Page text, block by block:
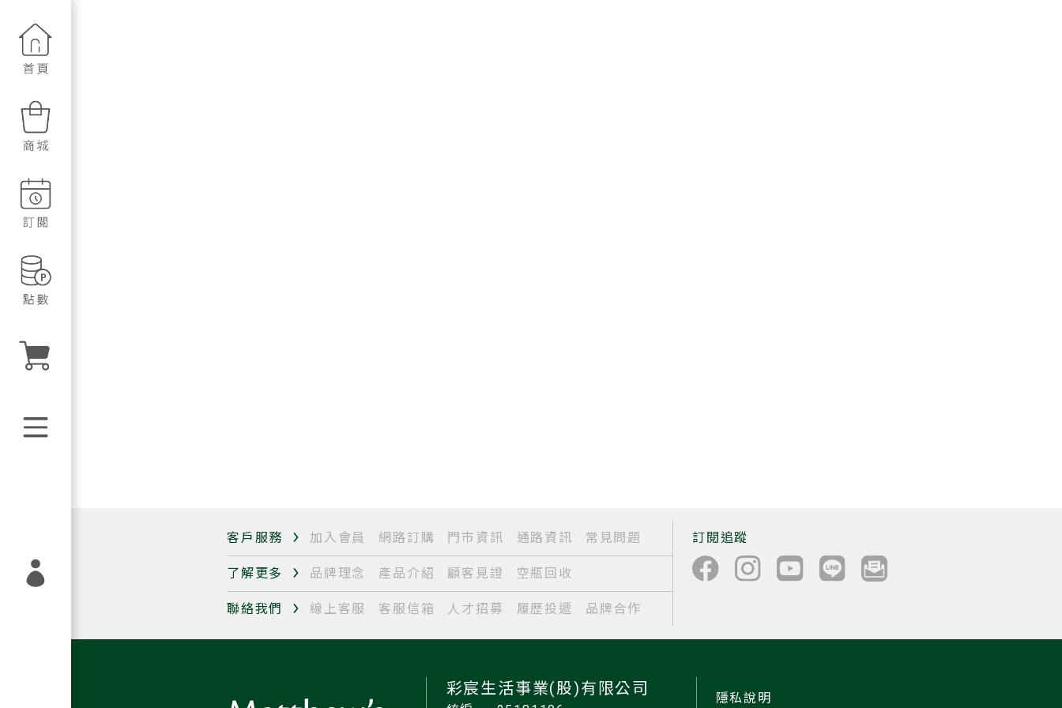
客戶服務 加入會員 網路訂購 門市資訊 通路資訊 常見問題
了解更多 品牌理念 產品介紹 顧客見證 空瓶回收
聯絡我們 線上客服 客服信箱 人才招募 履歷投遞 品牌合作
訂閱追蹤
彩宸生活事業(股)有限公司
隱私說明